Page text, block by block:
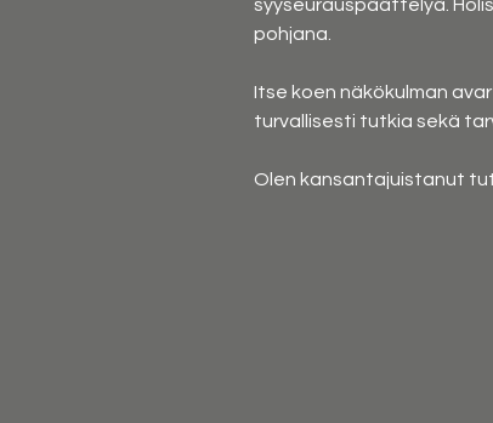
syyseurauspäättelyä.
pohjana.
Itse koen näkökulman
turvallisesti tutkia sekä
Olen kansantajuistanut